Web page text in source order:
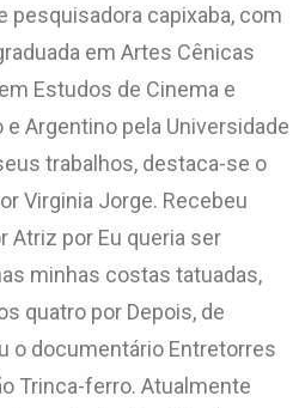
pesquisadora capixaba, com
em Artes Cênicas
Estudos de Cinema e
Argentino pela Universidade
trabalhos, destaca-se o
Virginia Jorge. Recebeu
Atriz por Eu queria ser
minhas costas tatuadas,
quatro por Depois, de
o documentário Entretorres
Trinca-ferro. Atualmente